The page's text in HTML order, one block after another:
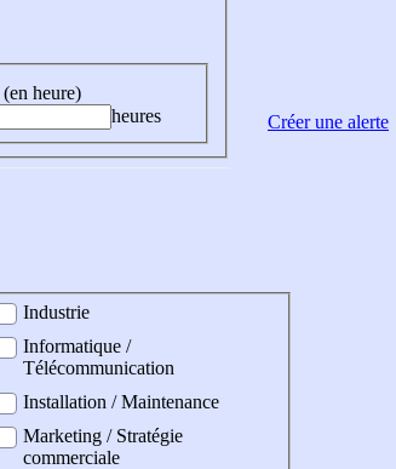
heure)
heures
Industrie
Informatique /
Télécommunication
Installation / Maintenance
Marketing / Stratégie
commerciale
Créer une alerte